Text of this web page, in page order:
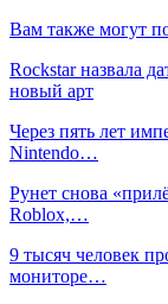
Вам также могут
Rockstar назвала
новый арт
Через пять лет
Nintendo…
Рунет снова
Roblox,…
9 тысяч человек
мониторе…